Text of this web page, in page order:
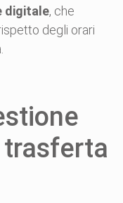
digitale, che
degli orari